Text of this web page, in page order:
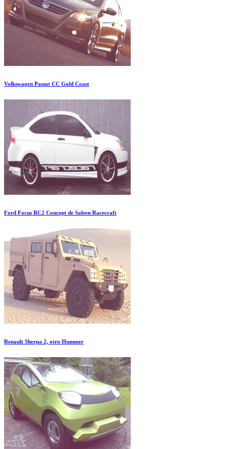
Volkswagen Passat CC Gold Coast
Ford Focus RC2 Concept de Saleen Racecraft
Renault Sherpa 2, otro Hummer